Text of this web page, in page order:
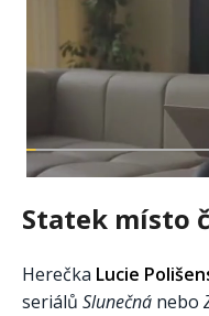
Statek místo
Herečka Lucie
seriálů Slunečná nebo